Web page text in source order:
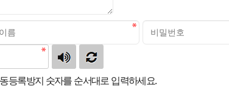
등록방지 숫자를 순서대로 입력하세요.